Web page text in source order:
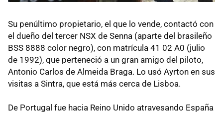
Su penúltimo propietario, el que lo vende, contactó con
el dueño del tercer NSX de Senna (aparte del brasileño
BSS 8888 color negro), con matrícula 41 02 A0 (julio
de 1992), que perteneció a un gran amigo del piloto,
Antonio Carlos de Almeida Braga. Lo usó Ayrton en sus
visitas a Sintra, que está más cerca de Lisboa.
De Portugal fue hacia Reino Unido atravesando España